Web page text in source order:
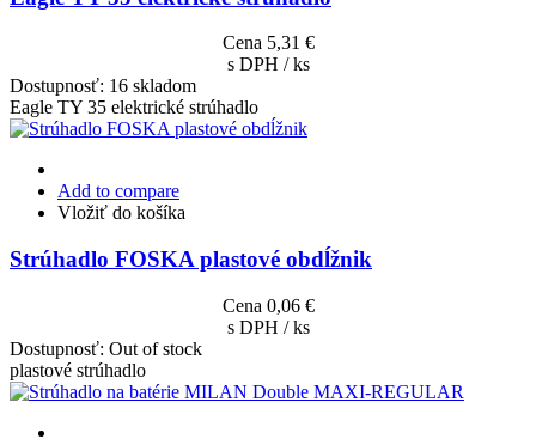
Cena 5,31 €
s DPH / ks
Dostupnosť: 16 skladom
Eagle TY 35 elektrické strúhadlo
Add to compare
Vložiť do košíka
Strúhadlo FOSKA plastové obdĺžnik
Cena 0,06 €
s DPH / ks
Dostupnosť: Out of stock
plastové strúhadlo